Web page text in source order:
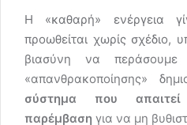
Η «καθαρή» ενέργεια
προωθείται χωρίς σχέδιο,
βιασύνη να
«απανθρακοποίησης»
σύστημα που απαιτεί
παρέμβαση για να μη